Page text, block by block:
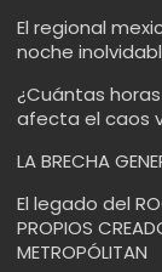
El regional
noche
¿Cuántas
afecta el caos
LA BRECHA
El legado del
PROPIOS
METROPÓLITAN